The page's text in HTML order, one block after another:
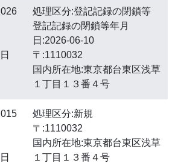
処理区分:登記記録の閉鎖等
登記記録の閉鎖等年月
日:2026-06-10
〒:1110032
国内所在地:東京都台東区浅草
１丁目１３番４号
処理区分:新規
〒:1110032
国内所在地:東京都台東区浅草
１丁目１３番４号